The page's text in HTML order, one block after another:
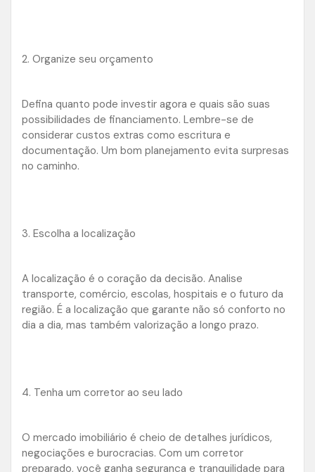
2. Organize seu orçamento
Defina quanto pode investir agora e quais são suas
possibilidades de financiamento. Lembre-se de
considerar custos extras como escritura e
documentação. Um bom planejamento evita surpresas
no caminho.
3. Escolha a localização
A localização é o coração da decisão. Analise
transporte, comércio, escolas, hospitais e o futuro da
região. É a localização que garante não só conforto no
dia a dia, mas também valorização a longo prazo.
4. Tenha um corretor ao seu lado
O mercado imobiliário é cheio de detalhes jurídicos,
negociações e burocracias. Com um corretor
preparado, você ganha segurança e tranquilidade para